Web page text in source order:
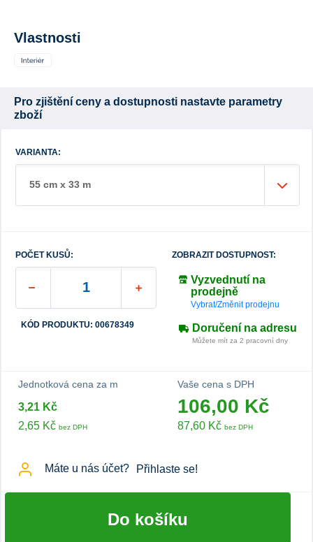
Vlastnosti
Pro zjištění ceny a dostupnosti nastavte parametry
zboží
VARIANTA:
55 cm x 33 m
POČET KUSŮ:
KÓD PRODUKTU: 00678349
ZOBRAZIT DOSTUPNOST:
Vyzvednutí na
prodejně
Vybrat/Změnit prodejnu
Doručení na adresu
Můžete mít za 2 pracovní dny
Jednotková cena za m
3,21 Kč
2,65 Kč bez DPH
Vaše cena s DPH
106,00 Kč
87,60 Kč bez DPH
Máte u nás účet? Přihlaste se!
Do košíku